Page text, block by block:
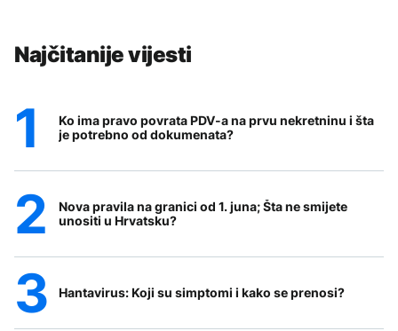
Najčitanije vijesti
Ko ima pravo povrata PDV-a na prvu nekretninu i šta
je potrebno od dokumenata?
Nova pravila na granici od 1. juna; Šta ne smijete
unositi u Hrvatsku?
Hantavirus: Koji su simptomi i kako se prenosi?